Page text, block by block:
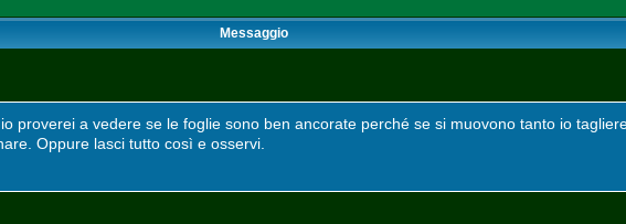
Messaggio
proverei a vedere se le foglie sono ben ancorate perché se si muovono tanto io
Oppure lasci tutto così e osservi.